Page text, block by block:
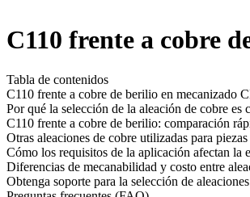
C110 frente a cobre
Tabla de contenidos
C110 frente a cobre de berilio en mecanizado
Por qué la selección de la aleación de cobre
C110 frente a cobre de berilio: comparación
Otras aleaciones de cobre utilizadas para
Cómo los requisitos de la aplicación afectan la
Diferencias de mecanabilidad y costo entre
Obtenga soporte para la selección de